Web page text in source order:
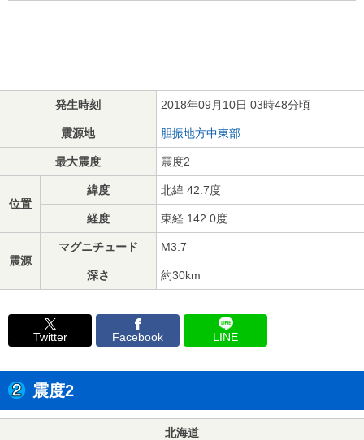
発生時刻 2018年09月10日 03時48分頃
震源地 胆振地方中東部
最大震度 震度2
位置
緯度 北緯 42.7度
経度 東経 142.0度
震源
マグニチュード M3.7
深さ 約30km
Twitter Facebook LINE
震度2
北海道